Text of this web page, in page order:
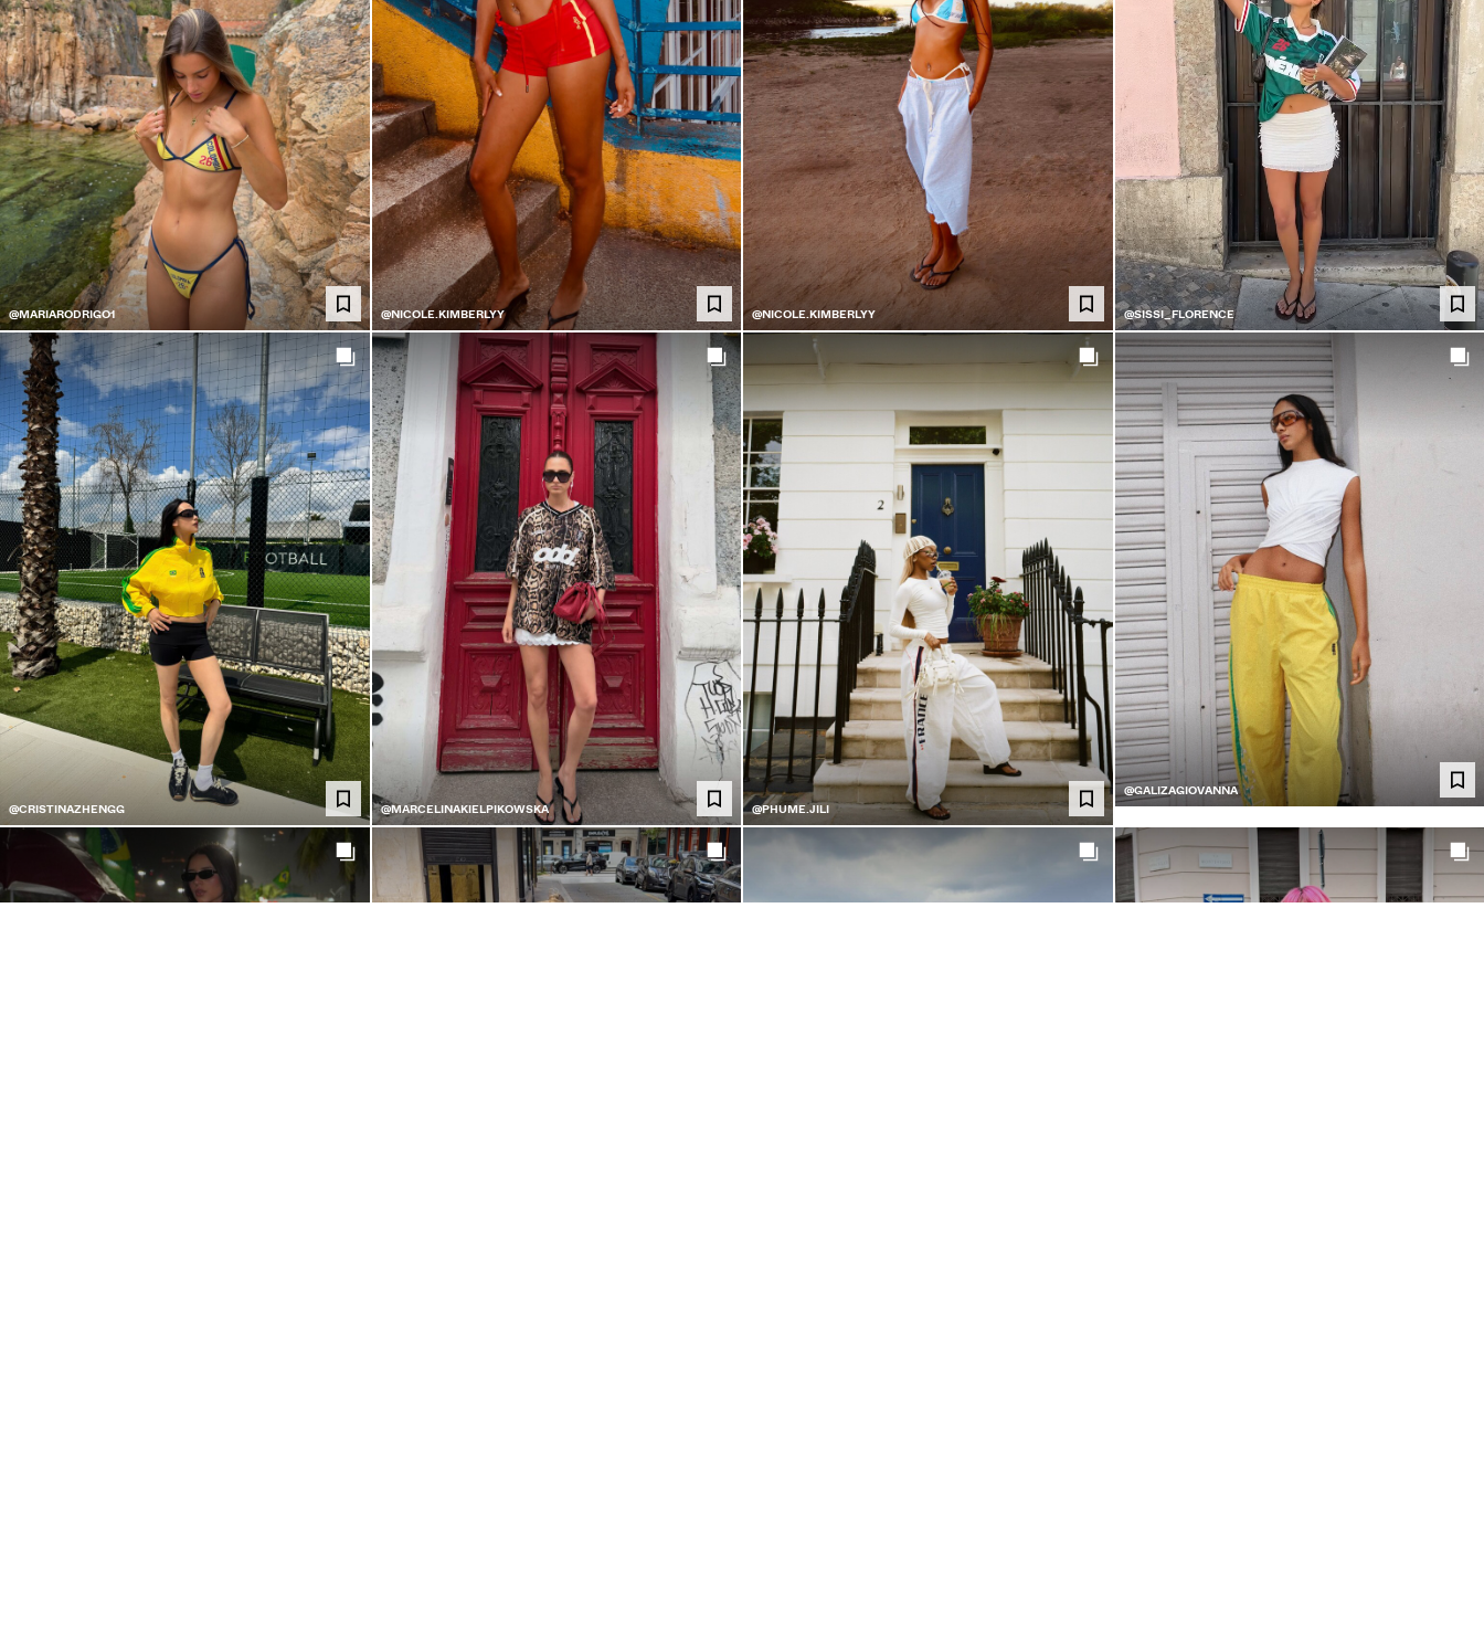
@MARIARODRIGO1 @NICOLE.KIMBERLYY @NICOLE.KIMBERLYY @SISSI_FLORENCE
@CRISTINAZHENGG @MARCELINAKIELPIKOWSKA @PHUME.JILI
@GALIZAGIOVANNA